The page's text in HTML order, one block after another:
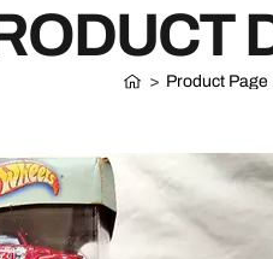
> Product Page